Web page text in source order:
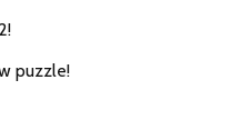
puzzle!